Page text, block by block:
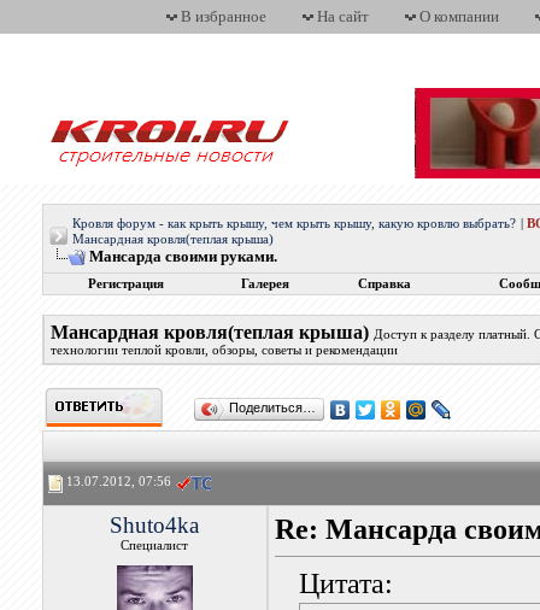
В избранное На сайт О компании
Кровля форум - как крыть крышу, чем крыть крышу, какую кровлю выбрать?
Мансардная кровля(теплая крыша)
Мансарда своими руками.
Регистрация Галерея Справка
Мансардная кровля(теплая крыша) Доступ к разделу
технологии теплой кровли, обзоры, советы и рекомендации
Поделиться…
13.07.2012, 07:56
Shuto4ka
Специалист
Re: Мансарда
Цитата: